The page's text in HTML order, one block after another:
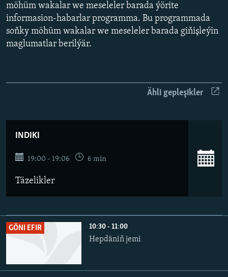
möhüm wakalar we meseleler barada ýörite
informasion-habarlar programma. Bu programmada
soňky möhüm wakalar we meseleler barada giňişleýin
maglumatlar berilýär.
Ähli gepleşikler
INDIKI
19:00 - 19:06 6 min
Täzelikler
GÖNI EFIR 10:30 - 11:00
Hepdäniň jemi